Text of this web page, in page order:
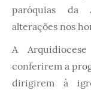
paróquias da
alterações nos
A
conferirem a
dirigirem à